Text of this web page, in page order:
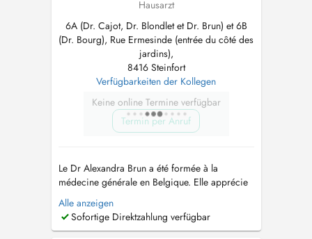
Hausarzt
6A (Dr. Cajot, Dr. Blondlet et Dr. Brun) et 6B
(Dr. Bourg), Rue Ermesinde (entrée du côté des
jardins),
8416 Steinfort
Verfügbarkeiten der Kollegen
Keine online Termine verfügbar
Termin per Anruf
Le Dr Alexandra Brun a été formée à la
médecine générale en Belgique. Elle apprécie
la richesse et la diversité de la médecine de
premier recours. Elle accorde une attention
particulière au suivi personnalisé de chacun,
Alle anzeigen
Sofortige Direktzahlung verfügbar